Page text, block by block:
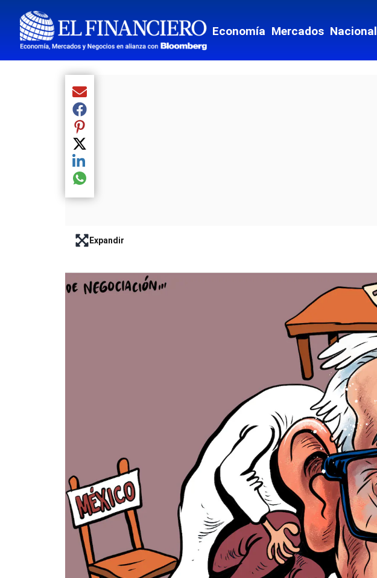
Economía Mercados Nacional
lead-art-block.fullscreen-enter
Expandir
Compartir el artículo actual mediante Email
Compartir el artículo actual mediante Facebook
Compartir el artículo actual mediante Pinterest
Compartir el artículo actual mediante Twitter
Compartir el artículo actual mediante LinkedIn
Compartir el artículo actual mediante global.social-whatsapp